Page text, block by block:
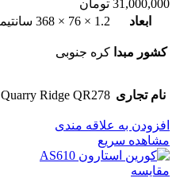
31,000,000 تومان
ابعاد
1.2 × 76 × 368 سانتیمتر
کشور مبدا کره جنوبی
نام تجاری Quarry Ridge QR278
افزودن به علاقه مندی
مشاهده سریع
مقایسه